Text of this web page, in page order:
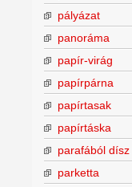
pályázat
panoráma
papír-virág
papírpárna
papírtasak
papírtáska
parafából dísz
parketta